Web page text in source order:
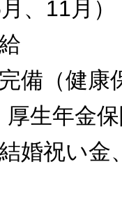
、11月）
備（健康
厚生年金
婚祝い金